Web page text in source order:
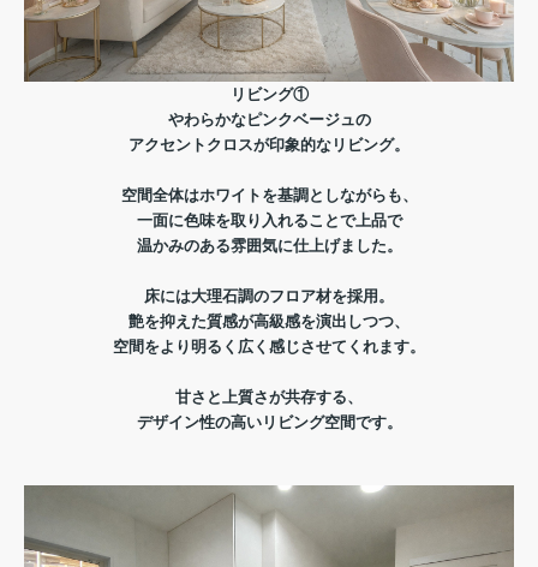
リビング①
やわらかなピンクベージュの
アクセントクロスが印象的なリビング。
空間全体はホワイトを基調としながらも、
一面に色味を取り入れることで上品で
温かみのある雰囲気に仕上げました。
床には大理石調のフロア材を採用。
艶を抑えた質感が高級感を演出しつつ、
空間をより明るく広く感じさせてくれます。
甘さと上質さが共存する、
デザイン性の高いリビング空間です。